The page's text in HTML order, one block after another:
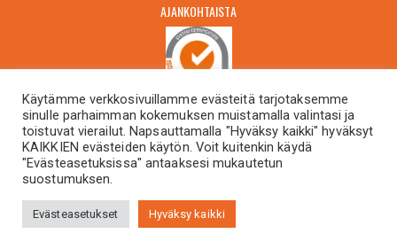
AJANKOHTAISTA
OTA YHTEYTTÄ
in English
Käytämme verkkosivuillamme evästeitä tarjotaksemme
sinulle parhaimman kokemuksen muistamalla valintasi ja
toistuvat vierailut. Napsauttamalla "Hyväksy kaikki" hyväksyt
KAIKKIEN evästeiden käytön. Voit kuitenkin käydä
"Evästeasetuksissa" antaaksesi mukautetun
suostumuksen.
Evästeasetukset Hyväksy kaikki